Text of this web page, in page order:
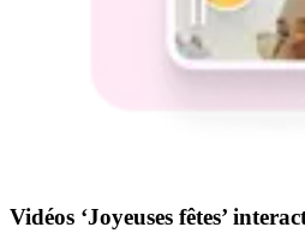
Vidéos ‘Joyeuses fêtes’